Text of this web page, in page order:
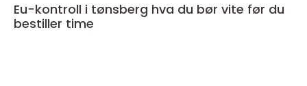
Eu-kontroll i tønsberg hva du bør vite før du
bestiller time